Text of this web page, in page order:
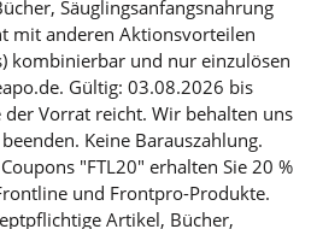
Säuglingsanfangsnahrung
mit anderen Aktionsvorteilen
kombinierbar und nur einzulösen
Gültig: 03.08.2026 bis
Vorrat reicht. Wir behalten uns
Keine Barauszahlung.
"FTL20" erhalten Sie 20 %
und Frontpro-Produkte.
Artikel, Bücher,